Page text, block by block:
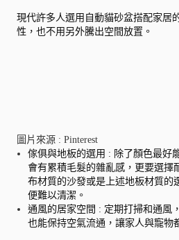
現代許多人選用自動貓砂盆搭配家居
性，也不用另外騰出空間放置。
圖片來源 : Pinterest
傢俱與地板的選用 : 除了顏色最好
會有累積毛髮的雜亂感，更要選擇
布材質的沙發或是上述地板材質的
便難以清潔。
通風的居家空間 : 定期打掃和通風
也能保持空氣流通，讓家人與寵物